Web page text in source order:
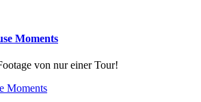
Moments
von nur einer Tour!
Moments